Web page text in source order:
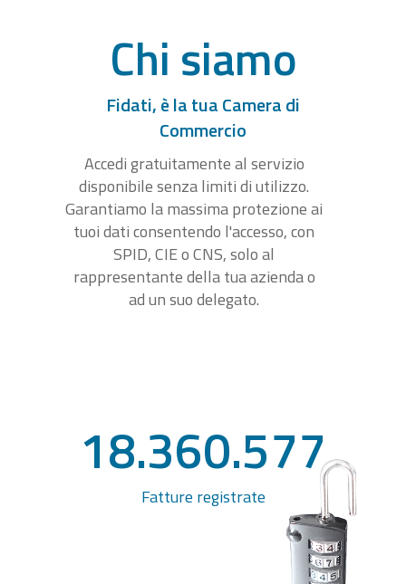
Chi siamo
Fidati, è la tua Camera di
Commercio
Accedi gratuitamente al servizio
disponibile senza limiti di utilizzo.
Garantiamo la massima protezione ai
tuoi dati consentendo l'accesso, con
SPID, CIE o CNS, solo al
rappresentante della tua azienda o
ad un suo delegato.
18.360.577
Fatture registrate